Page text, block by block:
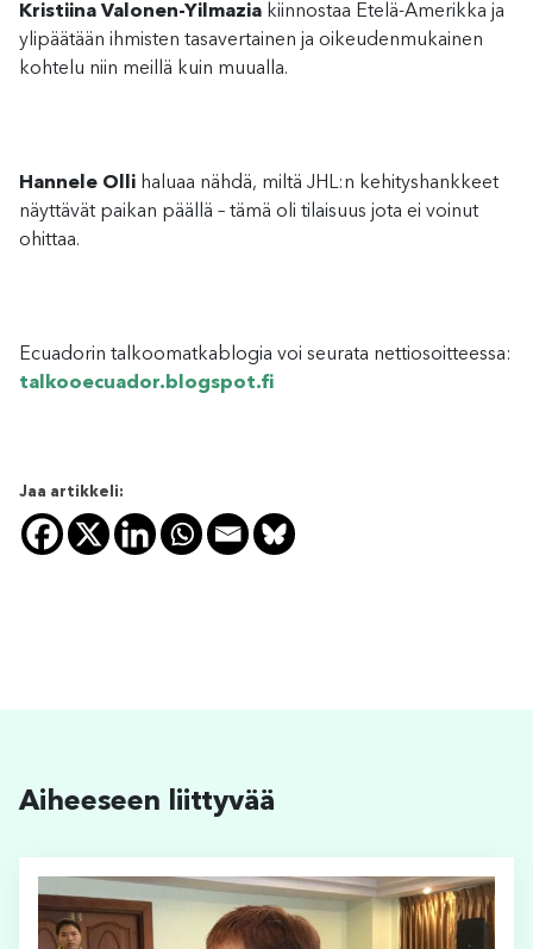
Kristiina Valonen-Yilmazia kiinnostaa Etelä-Amerikka ja
ylipäätään ihmisten tasavertainen ja oikeudenmukainen
kohtelu niin meillä kuin muualla.
Hannele Olli haluaa nähdä, miltä JHL:n kehityshankkeet
näyttävät paikan päällä – tämä oli tilaisuus jota ei voinut
ohittaa.
Ecuadorin talkoomatkablogia voi seurata nettiosoitteessa:
talkooecuador.blogspot.fi
Jaa artikkeli:
Aiheeseen liittyvää